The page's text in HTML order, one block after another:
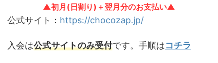
▲初月(日割り)＋翌月分のお支払い▲
公式サイト： https://chocozap.jp/
入会は公式サイトのみ受付です。手順はコチラ